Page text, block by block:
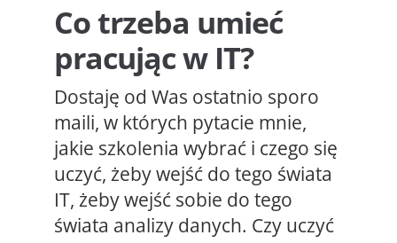
Co trzeba umieć
pracując w IT?
Dostaję od Was ostatnio sporo
maili, w których pytacie mnie,
jakie szkolenia wybrać i czego się
uczyć, żeby wejść do tego świata
IT, żeby wejść sobie do tego
świata analizy danych. Czy uczyć